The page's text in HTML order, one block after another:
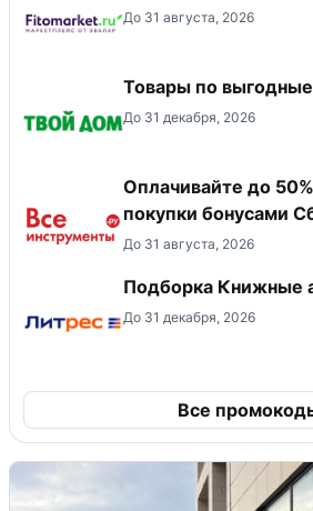
До 31 августа, 2026
Товары по
До 31 декабря, 2026
Оплачивайте до
покупки бонусами
До 31 августа, 2026
Подборка Книжные
До 31 декабря, 2026
Все